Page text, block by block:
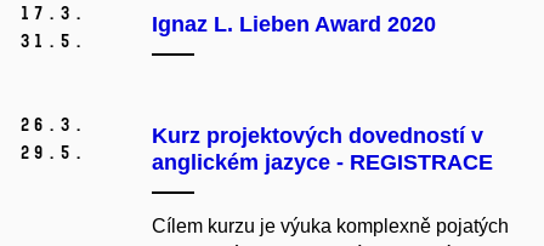
17. 3.
31. 5.
Ignaz L. Lieben Award 2020
26. 3.
29. 5.
Kurz projektových dovedností v
anglickém jazyce - REGISTRACE
Cílem kurzu je výuka komplexně pojatých